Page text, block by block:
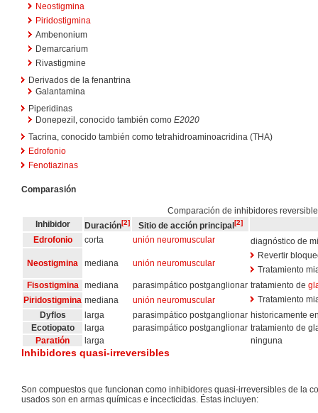
Neostigmina
Piridostigmina
Ambenonium
Demarcarium
Rivastigmine
Derivados de la fenantrina
Galantamina
Piperidinas
Donepezil, conocido también como E2020
Tacrina, conocido también como tetrahidroaminoacridina (THA)
Edrofonio
Fenotiazinas
Comparasión
Comparación de inhibidores
Inhibidor
Duración[2] Sitio de acción principal[2]
Edrofonio corta unión neuromuscular diagnóstico de
Neostigmina mediana unión neuromuscular
Revertir
Tratamiento
Fisostigmina
mediana parasimpático postganglionar tratamiento de
Piridostigmina mediana unión neuromuscular
Tratamiento
Dyflos
larga parasimpático postganglionar historicamente
Ecotiopato
larga parasimpático postganglionar tratamiento de
Paratión
larga ninguna
Inhibidores quasi-irreversibles
Son compuestos que funcionan como inhibidores quasi-irreversibles de la
usados son en armas químicas e incecticidas. Éstas incluyen: